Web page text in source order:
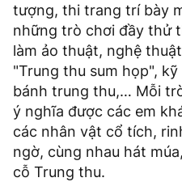
tượng, thi trang trí bày
những trò chơi đầy thử
làm ảo thuật, nghệ
"Trung thu sum họp",
bánh trung thu,… Mỗi
ý nghĩa được các em
các nhân vật cổ tích,
ngờ, cùng nhau hát
cỗ Trung thu.